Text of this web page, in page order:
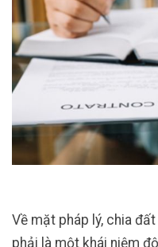
Về mặt pháp lý, chia
phải là một khái niệm